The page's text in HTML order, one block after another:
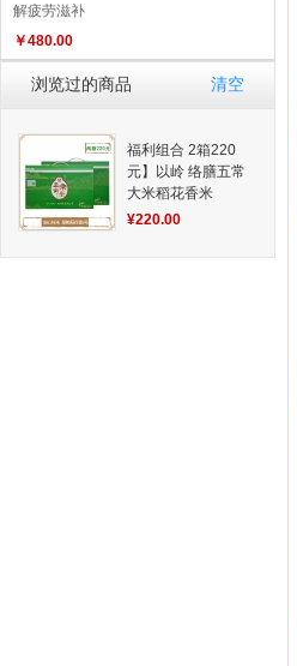
解疲劳滋补
￥480.00
浏览过的商品 清空
福利组合 2箱220
元】以岭 络膳五常
大米稻花香米
5KG*2盒 产品新旧
装为准 品质生活 福
¥220.00